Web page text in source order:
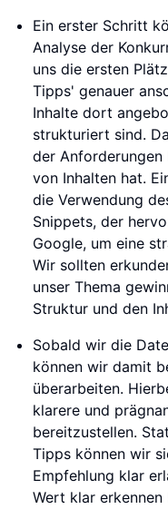
Ein erster Schritt
Analyse der
uns die ersten
Tipps' genauer
Inhalte dort
strukturiert sind.
der Anforderungen
von Inhalten hat.
die Verwendung
Snippets, der
Google, um eine
Wir sollten
unser Thema
Struktur und den
Sobald wir die
können wir damit
überarbeiten.
klarere und
bereitzustellen.
Tipps können wir
Empfehlung klar
Wert klar erkennen